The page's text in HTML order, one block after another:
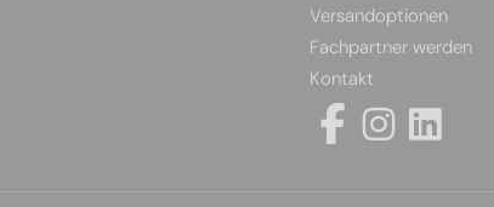
Versandoptionen
Fachpartner werden
Kontakt